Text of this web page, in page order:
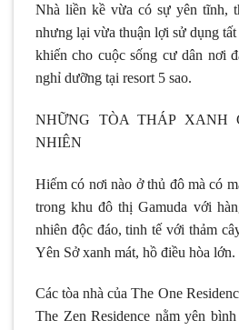
Nhà liền kề vừa có sự yên tĩnh,
nhưng lại vừa thuận lợi sử dụng
khiến cho cuộc sống cư dân nơi
nghỉ dưỡng tại resort 5 sao.
NHỮNG TÒA THÁP XANH
NHIÊN
Hiếm có nơi nào ở thủ đô mà có
trong khu đô thị Gamuda với
nhiên độc đáo, tinh tế với thảm
Yên Sở xanh mát, hồ điều hòa lớn.
Các tòa nhà của The One
The Zen Residence nằm yên